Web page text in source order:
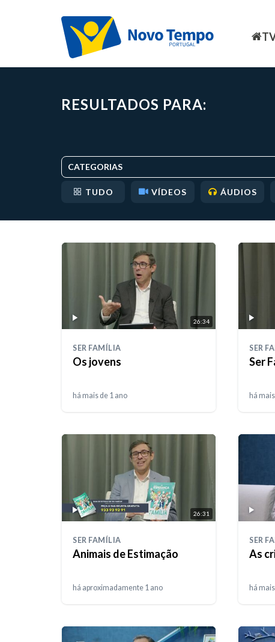
RESULTADOS PARA:
CATEGORIAS
TUDO VÍDEOS ÁUDIOS
26:34
SER FAMÍLIA
Os jovens
há mais de 1 ano
SER
Ser
há
26:31
SER FAMÍLIA
Animais de Estimação
há aproximadamente 1 ano
SER
As
há